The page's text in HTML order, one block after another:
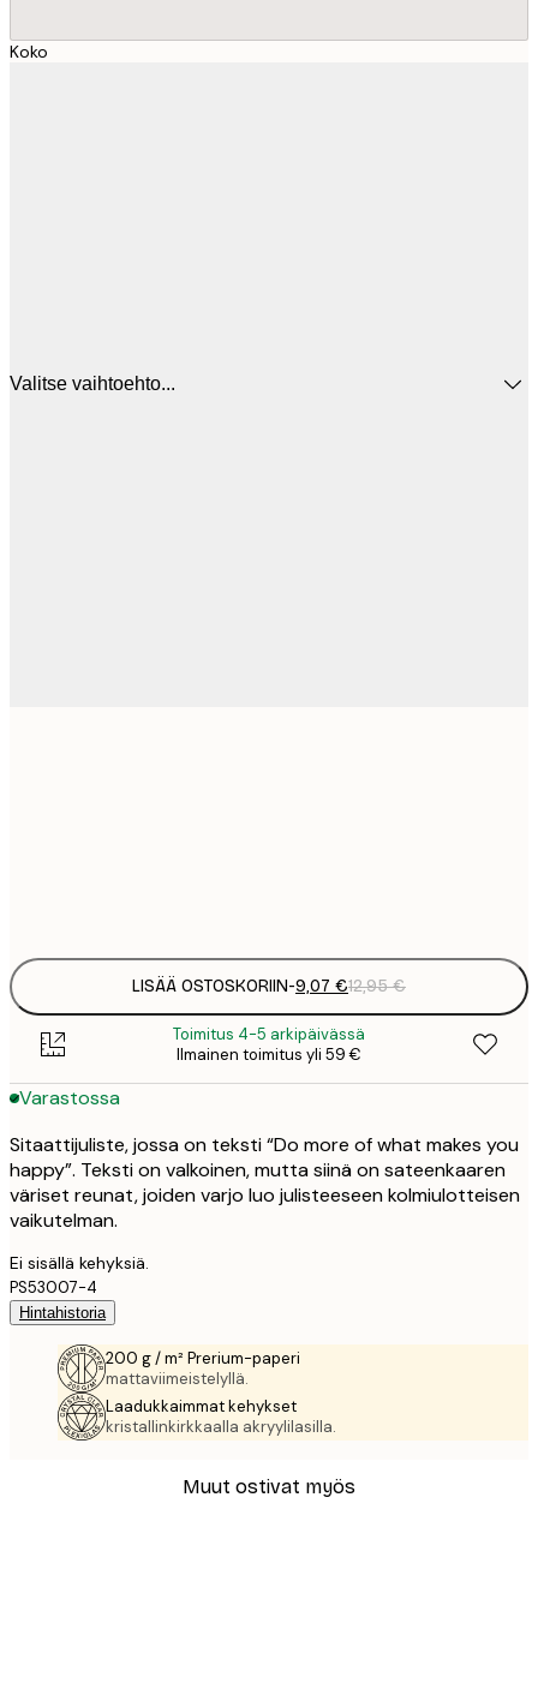
Koko
Valitse vaihtoehto...
LISÄÄ OSTOSKORIIN-9,07 €12,95 €
Toimitus 4-5 arkipäivässä
Ilmainen toimitus yli 59 €
Varastossa
Sitaattijuliste, jossa on teksti “Do more of what makes you
happy”. Teksti on valkoinen, mutta siinä on sateenkaaren
väriset reunat, joiden varjo luo julisteeseen kolmiulotteisen
vaikutelman.
Ei sisällä kehyksiä.
PS53007-4
Hintahistoria
200 g / m² Prerium-paperi
mattaviimeistelyllä.
Laadukkaimmat kehykset
kristallinkirkkaalla akryylilasilla.
Muut ostivat myös